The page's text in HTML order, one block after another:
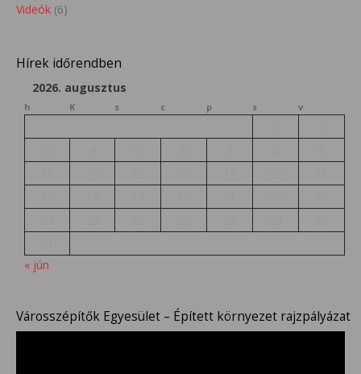
Videók (6)
Hírek időrendben
2026. augusztus
h K s c p s v
« jún
Városszépítők Egyesület – Épített környezet rajzpályázat